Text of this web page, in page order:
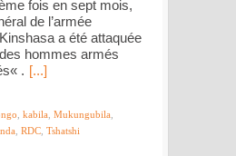
fois en sept mois,
de l’armée
a été attaquée
hommes armés
. [...]
kabila Mukungubila
RDC Tshatshi